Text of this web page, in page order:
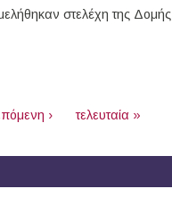
στελέχη της Δομής
› τελευταία »